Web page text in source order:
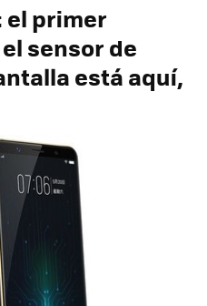
el primer
sensor de
está aquí,